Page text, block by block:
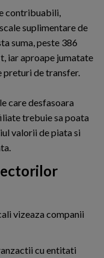
contribuabili,
suplimentare de
suma, peste 386
iar aproape jumatate
preturi de transfer.
care desfasoara
trebuie sa poata
valorii de piata si
vizeaza companii
cu entitati